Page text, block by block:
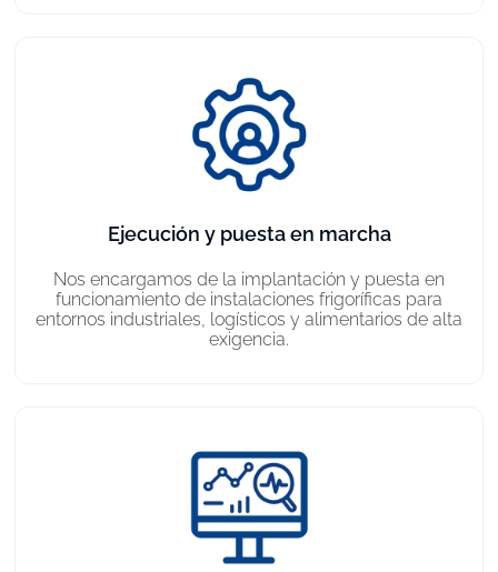
Ejecución y puesta en marcha
Nos encargamos de la implantación y puesta en
funcionamiento de instalaciones frigoríficas para
entornos industriales, logísticos y alimentarios de alta
exigencia.